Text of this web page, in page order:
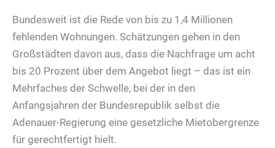
Bundesweit ist die Rede von bis zu 1,4 Millionen
fehlenden Wohnungen. Schätzungen gehen in den
Großstädten davon aus, dass die Nachfrage um acht
bis 20 Prozent über dem Angebot liegt – das ist ein
Mehrfaches der Schwelle, bei der in den
Anfangsjahren der Bundesrepublik selbst die
Adenauer-Regierung eine gesetzliche Mietobergrenze
für gerechtfertigt hielt.